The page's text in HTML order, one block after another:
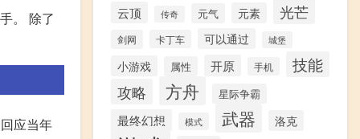
。 除了
应当年
云顶 传奇 元气 元素 光芒
剑网 卡丁车 可以通过 城堡
小游戏 属性 开原 手机
技能
攻略
方舟 星际争霸
最终幻想 模式 武器 洛克